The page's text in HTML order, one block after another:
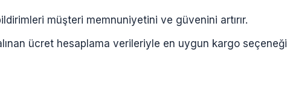
müşteri memnuniyetini ve güvenini artırır.
ücret hesaplama verileriyle en uygun kargo seçeneği